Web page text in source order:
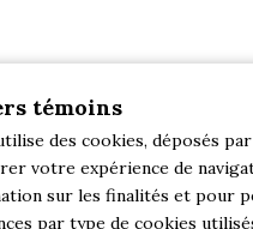
témoins
des cookies, déposés
votre expérience de
sur les finalités et pour
par type de cookies